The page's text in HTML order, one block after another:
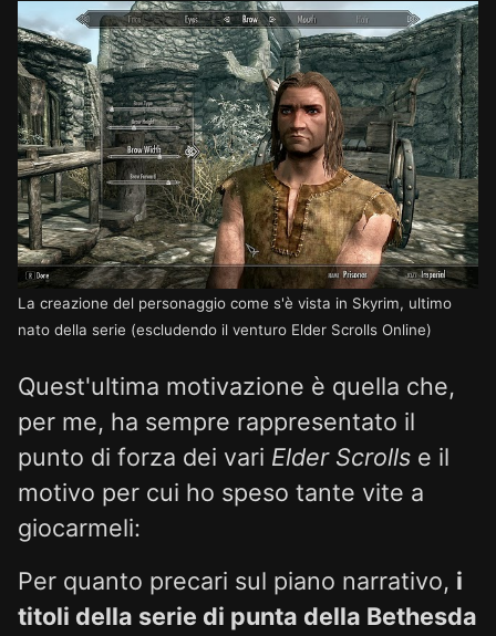
La creazione del personaggio come s'è vista in Skyrim, ultimo
nato della serie (escludendo il venturo Elder Scrolls Online)
Quest'ultima motivazione è quella che,
per me, ha sempre rappresentato il
punto di forza dei vari Elder Scrolls e il
motivo per cui ho speso tante vite a
giocarmeli:
Per quanto precari sul piano narrativo, i
titoli della serie di punta della Bethesda